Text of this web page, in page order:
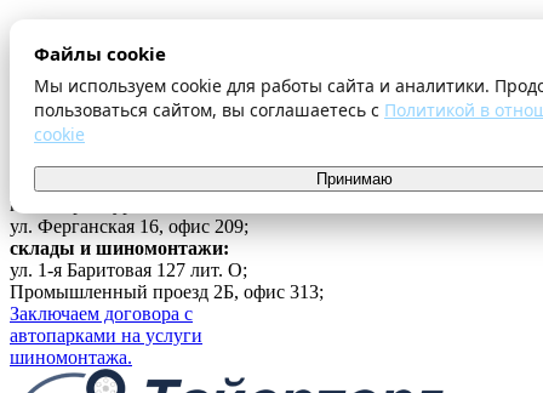
Файлы cookie
Мы используем cookie для работы сайта и аналитики.
пользоваться сайтом, вы соглашаетесь с Политикой в
cookie
Принимаю
Оплата и доставка
Шиномонтаж
Контакты
...
г. Екатеринбург
ул. Ферганская 16, офис 209;
склады и шиномонтажи:
ул. 1-я Баритовая 127 лит. О;
Промышленный проезд 2Б, офис 313;
Заключаем договора с
автопарками на услуги
шиномонтажа.